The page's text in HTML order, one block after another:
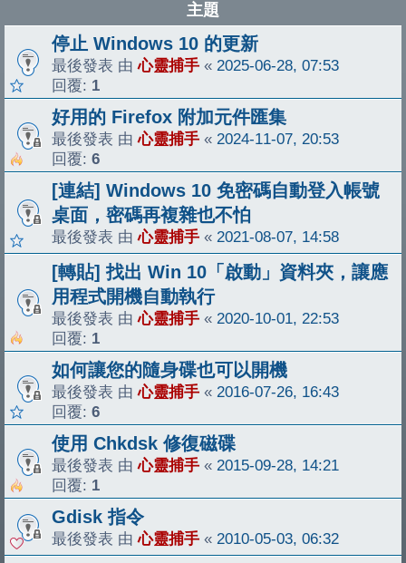
主題
停止 Windows 10 的更新
最後發表 由心靈捕手 « 2025-06-28, 07:53
回覆: 1
好用的 Firefox 附加元件匯集
最後發表 由心靈捕手 « 2024-11-07, 20:53
回覆: 6
[連結] Windows 10 免密碼自動登入帳號
桌面，密碼再複雜也不怕
最後發表 由心靈捕手 « 2021-08-07, 14:58
[轉貼] 找出 Win 10「啟動」資料夾，讓應
用程式開機自動執行
最後發表 由心靈捕手 « 2020-10-01, 22:53
回覆: 1
如何讓您的隨身碟也可以開機
最後發表 由心靈捕手 « 2016-07-26, 16:43
回覆: 6
使用 Chkdsk 修復磁碟
最後發表 由心靈捕手 « 2015-09-28, 14:21
回覆: 1
Gdisk 指令
最後發表 由心靈捕手 « 2010-05-03, 06:32